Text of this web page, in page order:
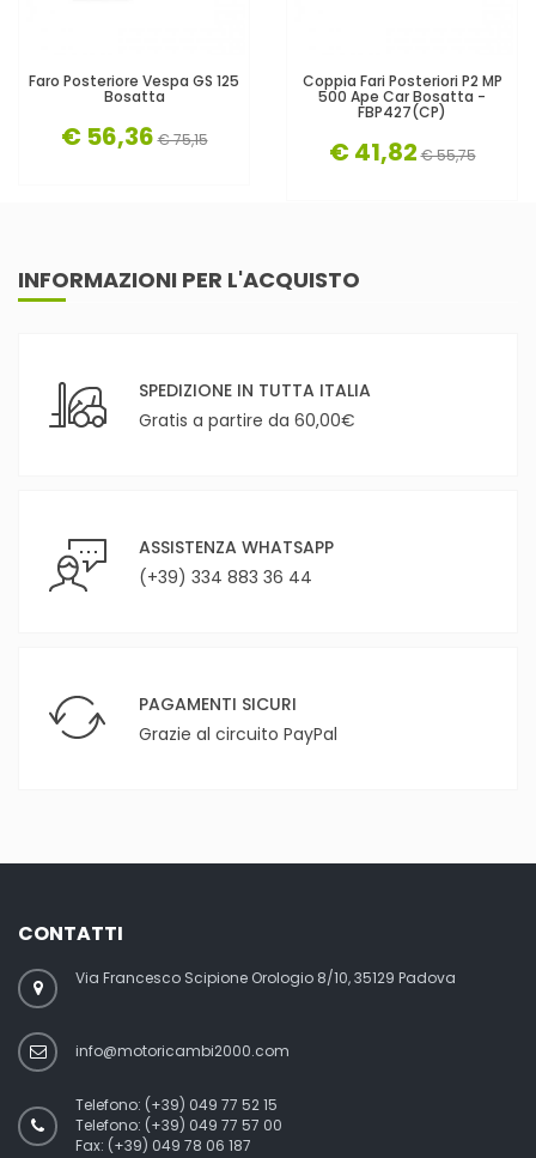
Faro Posteriore Vespa GS 125
Bosatta
€ 56,36 € 75,15
Coppia Fari Posteriori P2 MP
500 Ape Car Bosatta -
FBP427(CP)
€ 41,82 € 55,75
INFORMAZIONI PER L'ACQUISTO
SPEDIZIONE IN TUTTA ITALIA
Gratis a partire da 60,00€
ASSISTENZA WHATSAPP
(+39) 334 883 36 44
PAGAMENTI SICURI
Grazie al circuito PayPal
CONTATTI
Via Francesco Scipione Orologio 8/10, 35129 Padova
info@motoricambi2000.com
Telefono: (+39) 049 77 52 15
Telefono: (+39) 049 77 57 00
Fax: (+39) 049 78 06 187